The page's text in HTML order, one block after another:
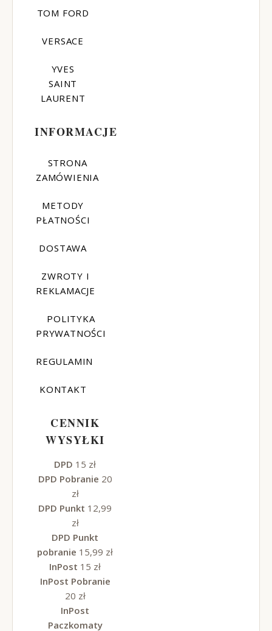
TOM FORD
VERSACE
YVES
SAINT
LAURENT
INFORMACJE
STRONA
ZAMÓWIENIA
METODY
PŁATNOŚCI
DOSTAWA
ZWROTY I
REKLAMACJE
POLITYKA
PRYWATNOŚCI
REGULAMIN
KONTAKT
CENNIK
WYSYŁKI
DPD 15 zł
DPD Pobranie 20
zł
DPD Punkt 12,99
zł
DPD Punkt
pobranie 15,99 zł
InPost 15 zł
InPost Pobranie
20 zł
InPost
Paczkomaty